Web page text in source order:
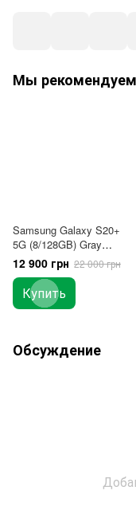
Мы рекомендуем
Samsung Galaxy S20+
5G (8/128GB) Gray
1Sim USA
12 900 грн 22 000 грн
Купить
Обсуждение